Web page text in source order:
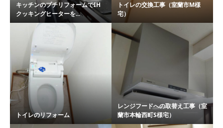
キッチンのプチリフォームでIH
クッキングヒーターを...
トイレの交換工事（室蘭市M様
宅）
トイレのリフォーム
レンジフードへの取替え工事（室
蘭市本輪西町S様宅）